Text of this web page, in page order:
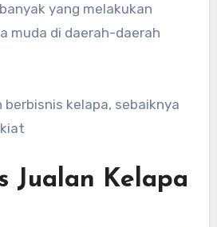
yang melakukan
muda di daerah-daerah
berbisnis kelapa, sebaiknya
Jualan Kelapa